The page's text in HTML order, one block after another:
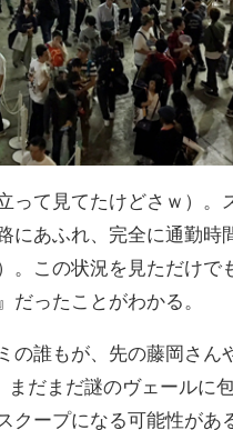
って見てたけどさｗ）。
にあふれ、完全に通勤時
。この状況を見ただけで
だったことがわかる。
の誰もが、先の藤岡さん
まだまだ謎のヴェールに
クープになる可能性があ